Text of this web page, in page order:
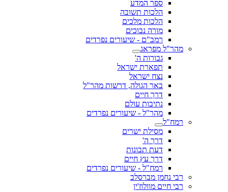
ספר המדע
הלכות תשובה
הלכות מלכים
מורה נבוכים
רמב"ם - שיעורים נפרדים
מהר"ל מפראג
גבורות ה'
תפארת ישראל
נצח ישראל
באר הגולה, דרשות מהר"ל
דרך חיים
נתיבות עולם
מהר"ל - שיעורים נפרדים
רמח"ל
מסילת ישרים
דרך ה'
דעת תבונות
דרך עץ חיים
רמח"ל - שיעורים נפרדים
רבי נחמן מברסלב
רבי חיים מוולוז'ין